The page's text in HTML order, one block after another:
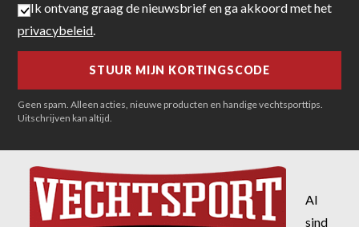
Ik ontvang graag de nieuwsbrief en ga akkoord met het
privacybeleid.
Geen spam. Alleen acties, nieuwe producten en handige vechtsporttips.
Uitschrijven kan altijd.
Al
sind